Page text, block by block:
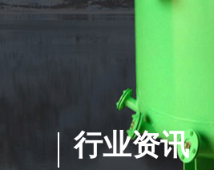
行业资讯